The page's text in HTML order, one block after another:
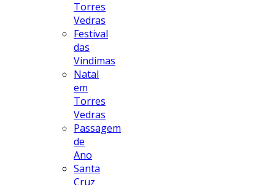
Torres
Vedras
Festival
das
Vindimas
Natal
em
Torres
Vedras
Passagem
de
Ano
Santa
Cruz